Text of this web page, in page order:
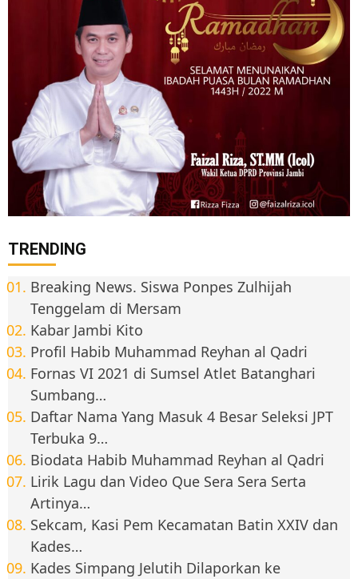
TRENDING
Breaking News. Siswa Ponpes Zulhijah
Tenggelam di Mersam
Kabar Jambi Kito
Profil Habib Muhammad Reyhan al Qadri
Fornas VI 2021 di Sumsel Atlet Batanghari
Sumbang…
Daftar Nama Yang Masuk 4 Besar Seleksi JPT
Terbuka 9…
Biodata Habib Muhammad Reyhan al Qadri
Lirik Lagu dan Video Que Sera Sera Serta
Artinya…
Sekcam, Kasi Pem Kecamatan Batin XXIV dan
Kades…
Kades Simpang Jelutih Dilaporkan ke